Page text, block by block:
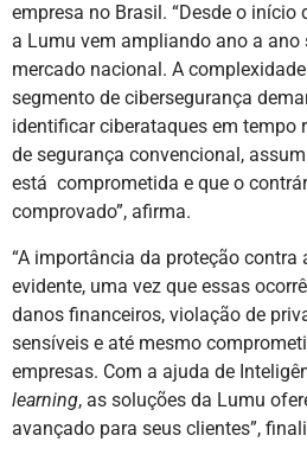
empresa no Brasil. “Desde o início
a Lumu vem ampliando ano a
mercado nacional. A
segmento de cibersegurança
identificar ciberataques em tempo
de segurança convencional,
está comprometida e que o
comprovado”, afirma.
“A importância da proteção contra
evidente, uma vez que essas
danos financeiros, violação de
sensíveis e até mesmo
empresas. Com a ajuda de
learning, as soluções da Lumu
avançado para seus clientes”,